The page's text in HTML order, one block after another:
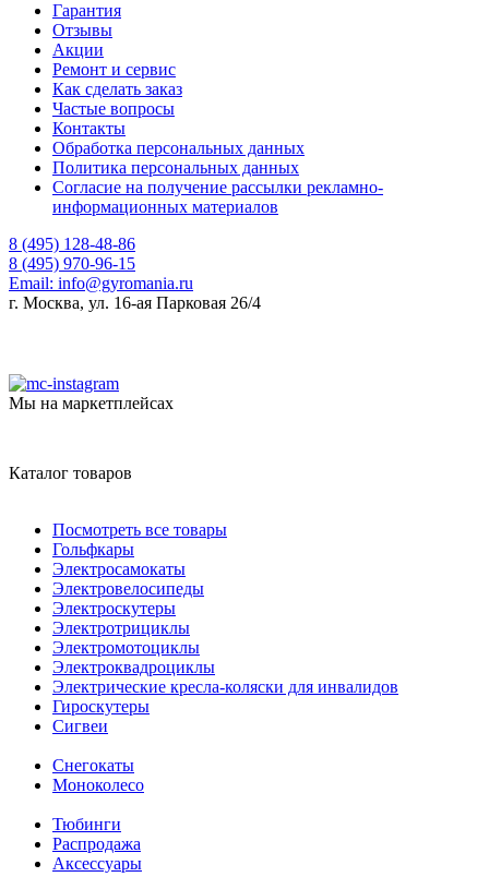
Гарантия
Отзывы
Акции
Ремонт и сервис
Как сделать заказ
Частые вопросы
Контакты
Обработка персональных данных
Политика персональных данных
Согласие на получение рассылки рекламно-
информационных материалов
8 (495) 128-48-86
8 (495) 970-96-15
Email: info@gyromania.ru
г. Москва, ул. 16-ая Парковая 26/4
Мы на маркетплейсах
Каталог товаров
Посмотреть все товары
Гольфкары
Электросамокаты
Электровелосипеды
Электроскутеры
Электротрициклы
Электромотоциклы
Электроквадроциклы
Электрические кресла-коляски для инвалидов
Гироскутеры
Сигвеи
Снегокаты
Моноколесо
Тюбинги
Распродажа
Аксессуары